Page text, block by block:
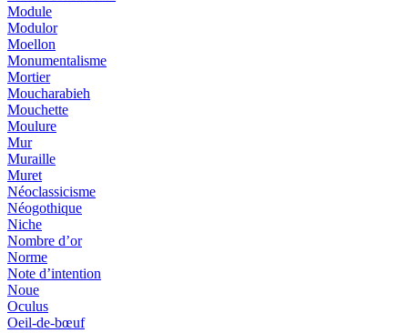
Module
Modulor
Moellon
Monumentalisme
Mortier
Moucharabieh
Mouchette
Moulure
Mur
Muraille
Muret
Néoclassicisme
Néogothique
Niche
Nombre d’or
Norme
Note d’intention
Noue
Oculus
Oeil-de-bœuf